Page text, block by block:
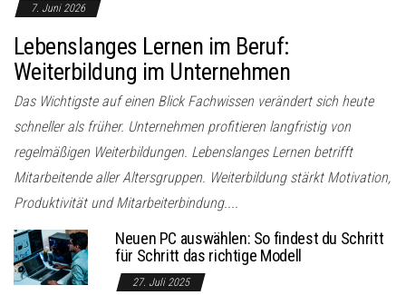
7. Juni 2026
Lebenslanges Lernen im Beruf:
Weiterbildung im Unternehmen
Das Wichtigste auf einen Blick Fachwissen verändert sich heute
schneller als früher. Unternehmen profitieren langfristig von
regelmäßigen Weiterbildungen. Lebenslanges Lernen betrifft
Mitarbeitende aller Altersgruppen. Weiterbildung stärkt Motivation,
Produktivität und Mitarbeiterbindung....
Neuen PC auswählen: So findest du Schritt
für Schritt das richtige Modell
27. Juli 2025